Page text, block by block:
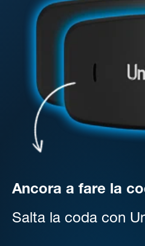
Ancora a fare la
Salta la coda con